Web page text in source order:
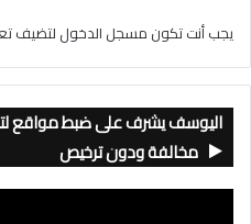
يجب أنت تكون مسجل الدخول لتضيف
اليوسف يشرف على ضبط مواقع
مخالفة ودون ترخيص